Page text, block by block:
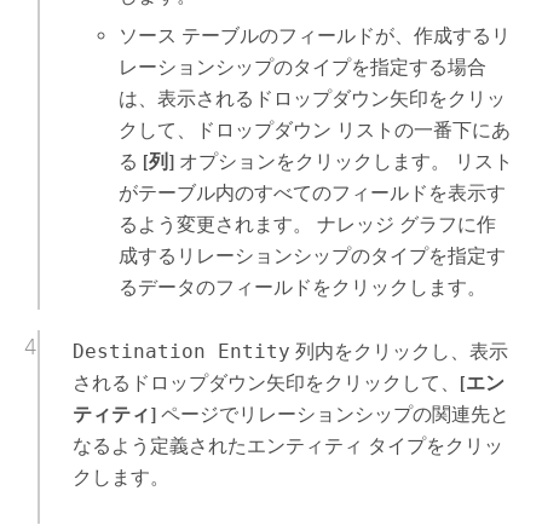
ソース テーブルのフィールドが、作成するリ
レーションシップのタイプを指定する場合
は、表示されるドロップダウン矢印をクリッ
クして、ドロップダウン リストの一番下にあ
る [列] オプションをクリックします。 リスト
がテーブル内のすべてのフィールドを表示す
るよう変更されます。 ナレッジ グラフに作
成するリレーションシップのタイプを指定す
るデータのフィールドをクリックします。
Destination Entity 列内をクリックし、表示
されるドロップダウン矢印をクリックして、 [エン
ティティ]ページでリレーションシップの関連先と
なるよう定義されたエンティティ タイプをクリッ
クします。